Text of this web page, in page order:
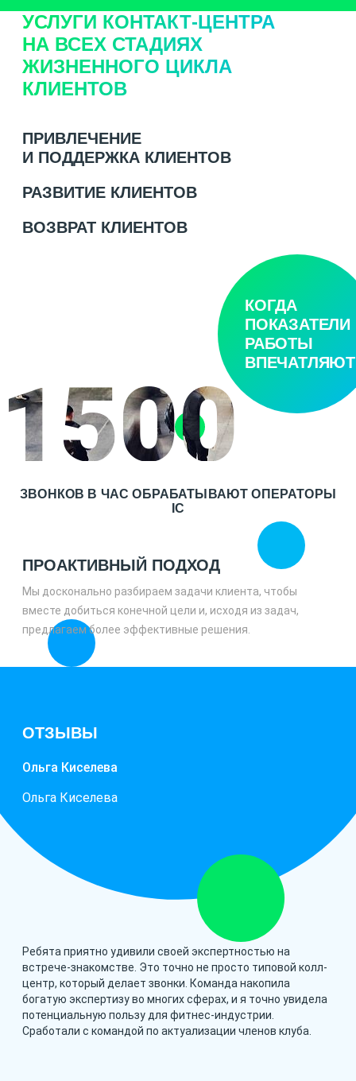
УСЛУГИ КОНТАКТ-ЦЕНТРА
НА ВСЕХ СТАДИЯХ
ЖИЗНЕННОГО ЦИКЛА
КЛИЕНТОВ
ПРИВЛЕЧЕНИЕ
И ПОДДЕРЖКА КЛИЕНТОВ
РАЗВИТИЕ КЛИЕНТОВ
ВОЗВРАТ КЛИЕНТОВ
1500
ЗВОНКОВ В ЧАС ОБРАБАТЫВАЮТ ОПЕРАТОРЫ
IC
ПРОАКТИВНЫЙ ПОДХОД
Мы досконально разбираем задачи клиента, чтобы
вместе добиться конечной цели и, исходя из задач,
предлагаем более эффективные решения.
КОГДА
ПОКАЗАТЕЛИ
РАБОТЫ
ВПЕЧАТЛЯЮТ
Ребята приятно удивили своей экспертностью на
встрече-знакомстве. Это точно не просто типовой колл-
центр, который делает звонки. Команда накопила
богатую экспертизу во многих сферах, и я точно увидела
потенциальную пользу для фитнес-индустрии.
Сработали с командой по актуализации членов клуба.
ОТЗЫВЫ
Ольга Киселева
Ольга Киселева